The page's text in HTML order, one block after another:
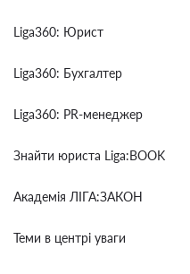
Liga360: Юрист
Liga360: Бухгалтер
Liga360: PR-менеджер
Знайти юриста Liga:BOOK
Академія ЛІГА:ЗАКОН
Теми в центрі уваги